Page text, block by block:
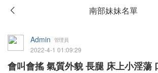
南部妹妹名單
Admin 管理員
2022-4-1 01:09:29
會叫會搖 氣質外貌 長腿 床上小淫蕩